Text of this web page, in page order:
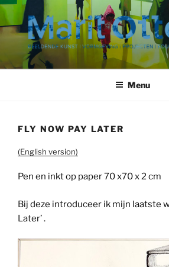
Ga
naar
de
Menu
FLY NOW PAY LATER
(English version)
Pen en inkt op paper 70 x70 x 2 cm
Bij deze introduceer ik mijn laatste
Later’ .